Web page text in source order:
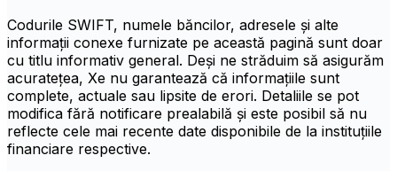
Codurile SWIFT, numele băncilor, adresele și alte
informații conexe furnizate pe această pagină sunt doar
cu titlu informativ general. Deși ne străduim să asigurăm
acuratețea, Xe nu garantează că informațiile sunt
complete, actuale sau lipsite de erori. Detaliile se pot
modifica fără notificare prealabilă și este posibil să nu
reflecte cele mai recente date disponibile de la instituțiile
financiare respective.